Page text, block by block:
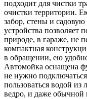
подходит для чистки
очистки территории.
забор, стены и
устройства позволяет
природе, в гараже, не
компактная
в обращении, ею
Автомойка оснащена
не нужно
пользоваться водой из
ведро, и даже обычной